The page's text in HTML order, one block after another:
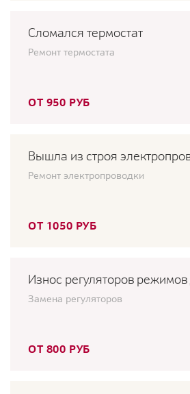
Сломался термостат
Ремонт термостата
ОТ 950 РУБ
Вышла из строя
Ремонт электропроводки
ОТ 1050 РУБ
Износ регуляторов режимов
Замена регуляторов
ОТ 800 РУБ